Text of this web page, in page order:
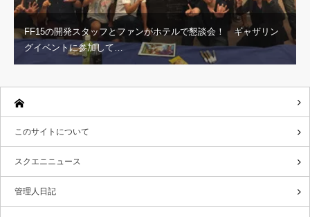
FF15の開発スタッフとファンがホテルで懇談会！ ギャザリン
グイベントに参加して…
このサイトについて
スクエニニュース
管理人日記